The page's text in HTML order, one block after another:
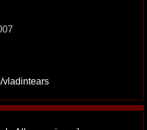
vladintears